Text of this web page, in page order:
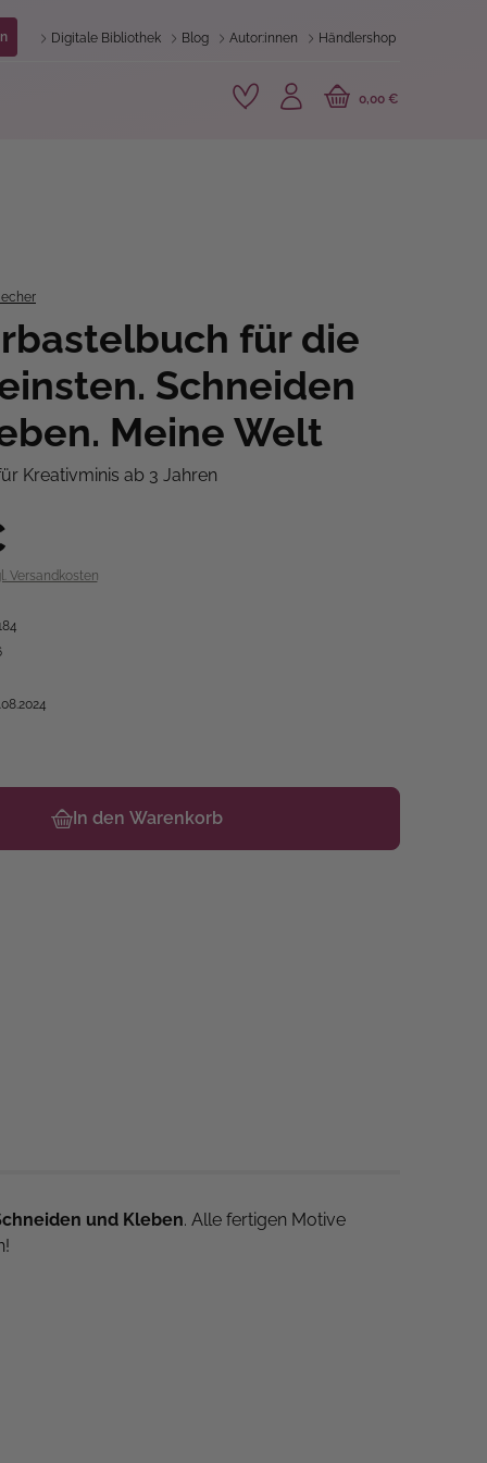
Digitale Bibliothek Blog Autor:innen Händlershop
0,00 €
für die
Schneiden
Meine Welt
Kreativminis ab 3 Jahren
Versandkosten
In den Warenkorb
und Kleben. Alle fertigen Motive